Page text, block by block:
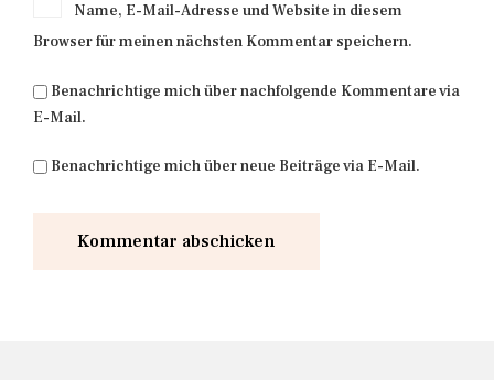
Name, E-Mail-Adresse und Website in diesem
Browser für meinen nächsten Kommentar speichern.
Benachrichtige mich über nachfolgende Kommentare via
E-Mail.
Benachrichtige mich über neue Beiträge via E-Mail.